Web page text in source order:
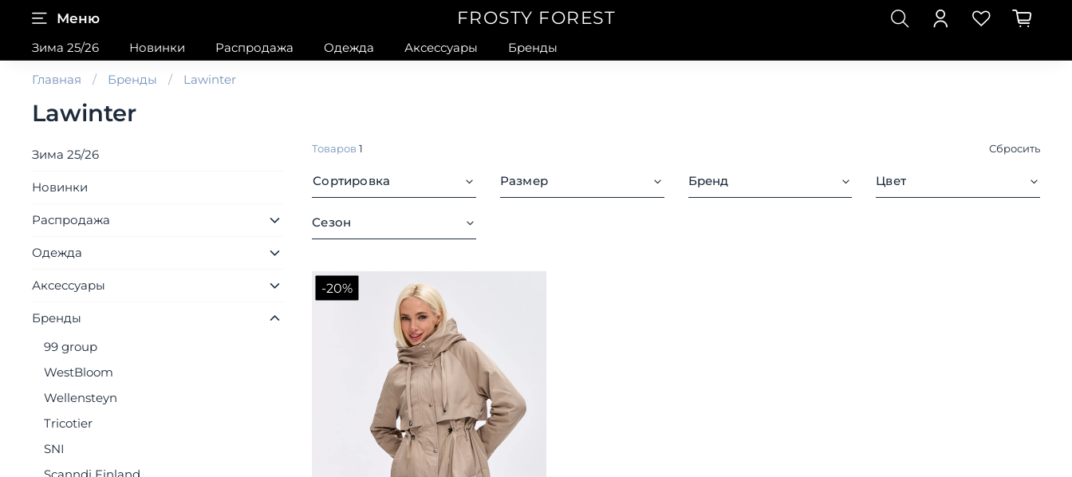
Меню FROSTY FOREST
Зима 25/26 Новинки Распродажа Одежда Аксессуары Бренды
Главная Бренды Lawinter
Lawinter
Товаров1 Сбросить
Сортировка Размер Бренд Цвет
Сезон
-20%
Зима 25/26
Новинки
Распродажа
Одежда
Аксессуары
Бренды
99 group
WestBloom
Wellensteyn
Tricotier
SNI